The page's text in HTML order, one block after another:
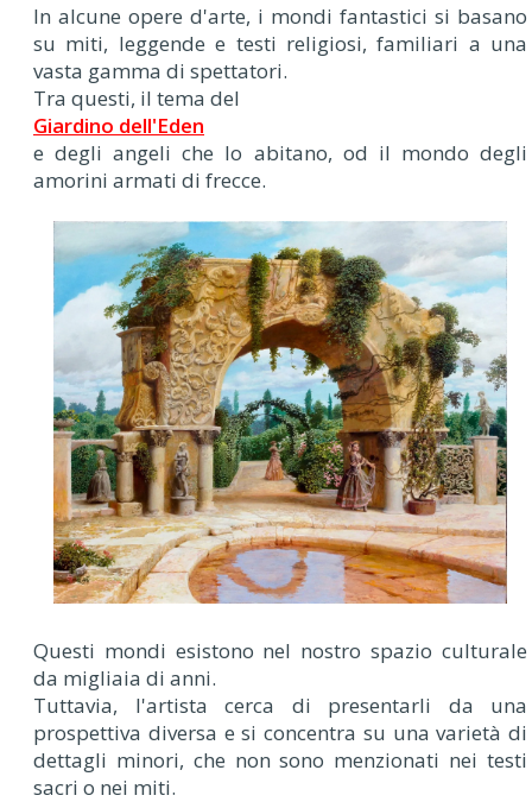
In alcune opere d'arte, i mondi fantastici si basano
su miti, leggende e testi religiosi, familiari a una
vasta gamma di spettatori.
Tra questi, il tema del
Giardino dell'Eden
e degli angeli che lo abitano, od il mondo degli
amorini armati di frecce.
Questi mondi esistono nel nostro spazio culturale
da migliaia di anni.
Tuttavia, l'artista cerca di presentarli da una
prospettiva diversa e si concentra su una varietà di
dettagli minori, che non sono menzionati nei testi
sacri o nei miti.